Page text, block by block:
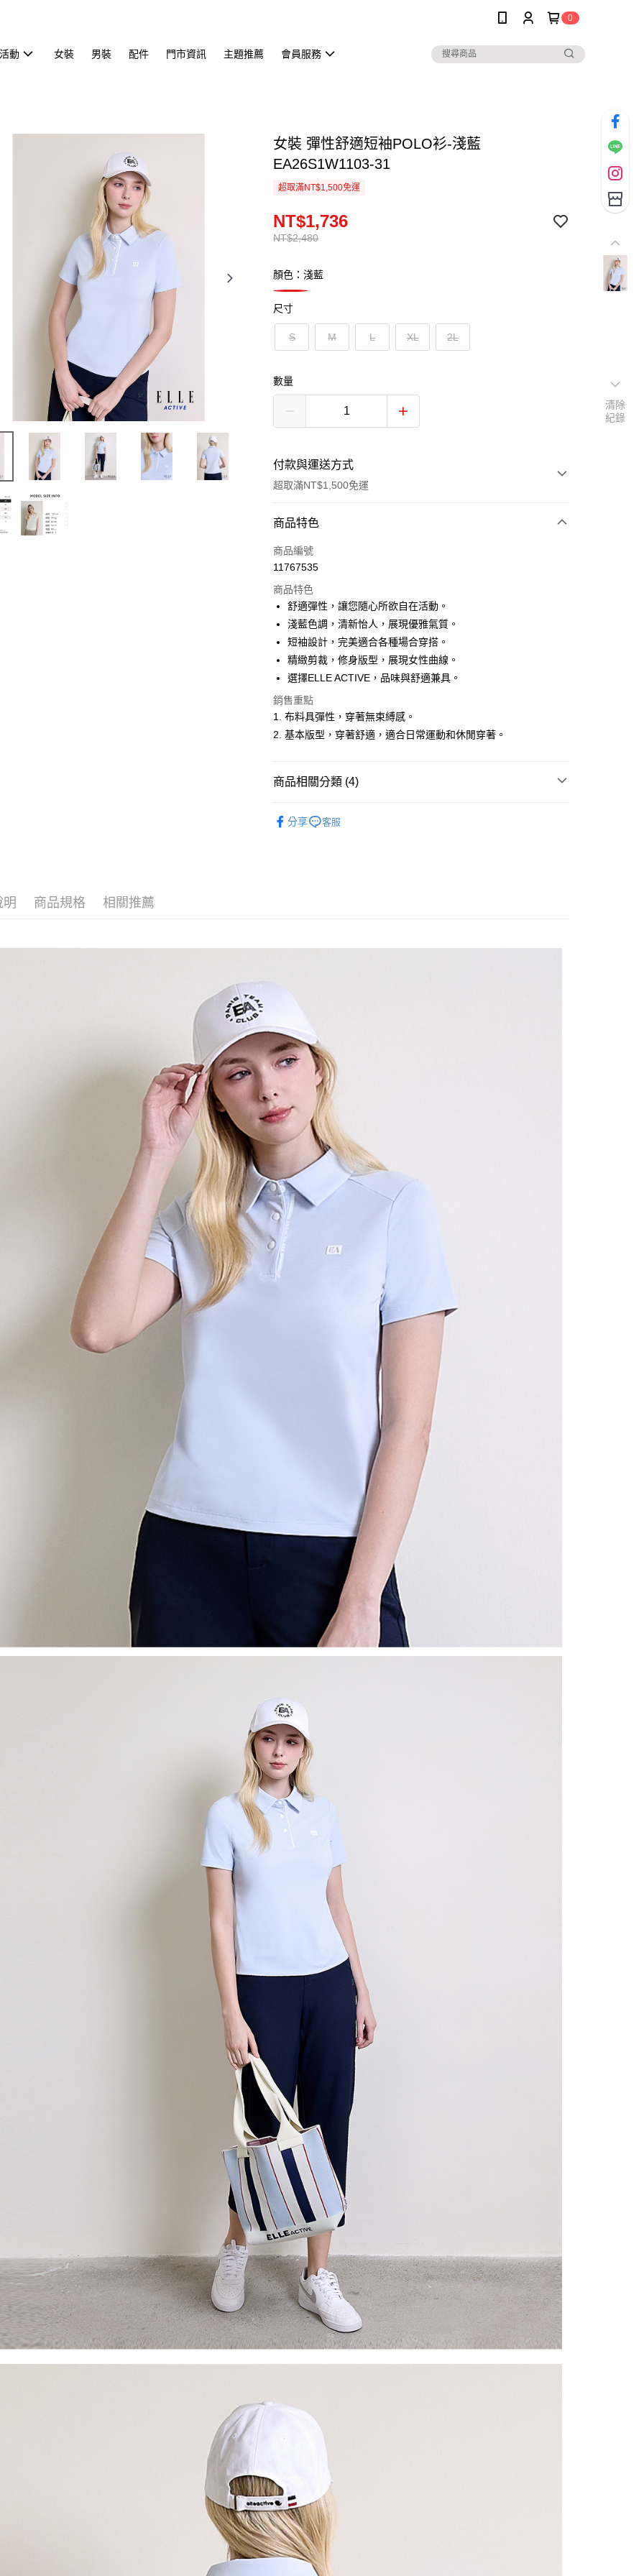
0
動 女裝 男裝 配件 門市資訊 主題推薦 會員服務
女裝 彈性舒適短袖POLO衫-淺藍
EA26S1W1103-31
超取滿NT$1,500免運
NT$2,480
NT$1,736
顏色：淺藍
尺寸
S M L XL 2L
數量
付款與運送方式
超取滿NT$1,500免運
付款方式
信用卡一次付款
LINE Pay
Apple Pay
悠遊付
ATM付款
運送方式
每筆NT$60，滿NT$1,500(含以上)免運費
每筆NT$60，滿NT$1,500(含以上)免運費
每筆NT$60，滿NT$1,500(含以上)免運費
宅配(本島)
每筆NT$90，滿NT$1,500(含以上)免運費
宅配(離島)
每筆NT$225，滿NT$1,500(含以上)免運費
商品特色
商品編號
11767535
商品特色
舒適彈性，讓您隨心所欲自在活動。
淺藍色調，清新怡人，展現優雅氣質。
短袖設計，完美適合各種場合穿搭。
精緻剪裁，修身版型，展現女性曲線。
選擇ELLE ACTIVE，品味與舒適兼具。
銷售重點
1. 布料具彈性，穿著無束縛感。
2. 基本版型，穿著舒適，適合日常運動和休閒穿著。
商品相關分類 (4)
分享 客服
明 商品規格 相關推薦
清除
紀錄